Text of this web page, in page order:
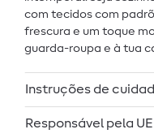
com tecidos com
frescura e um toque
guarda-roupa e à tua
Instruções de
Responsável pela UE